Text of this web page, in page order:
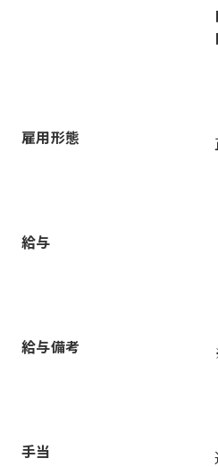
雇用形態
給与
給与備考
手当